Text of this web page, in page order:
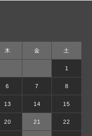
木 金 土
1
6 7 8
13 14 15
20 21 22